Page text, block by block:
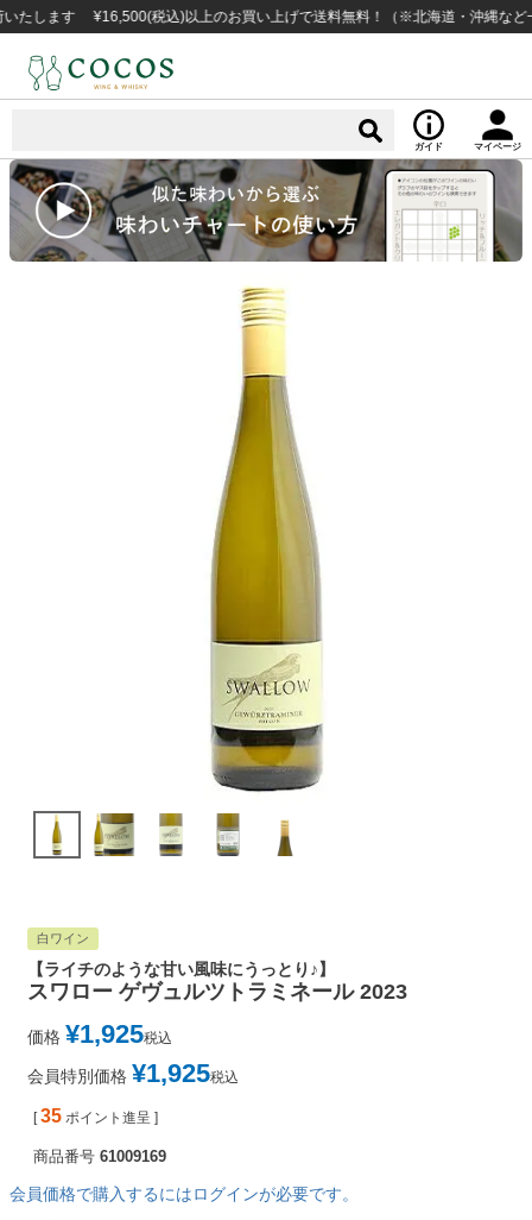
す ¥16,500(税込)以上のお買い上げで送料無料！（※北海道・沖縄など一部例
ガイド マイページ
白ワイン
【ライチのような甘い風味にうっとり♪】
スワロー ゲヴュルツトラミネール 2023
価格 ¥1,925税込
会員特別価格 ¥1,925税込
[ 35 ポイント進呈 ]
商品番号 61009169
会員価格で購入するにはログインが必要です。